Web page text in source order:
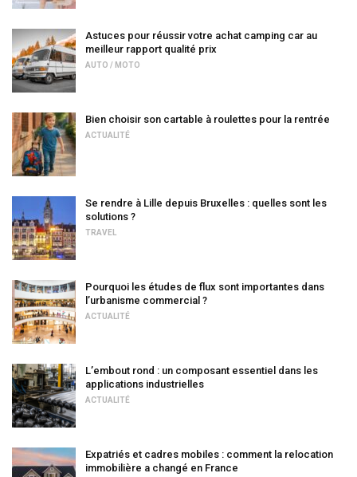
Astuces pour réussir votre achat camping car au
meilleur rapport qualité prix
AUTO / MOTO
Bien choisir son cartable à roulettes pour la rentrée
ACTUALITÉ
Se rendre à Lille depuis Bruxelles : quelles sont les
solutions ?
TRAVEL
Pourquoi les études de flux sont importantes dans
l’urbanisme commercial ?
ACTUALITÉ
L’embout rond : un composant essentiel dans les
applications industrielles
ACTUALITÉ
Expatriés et cadres mobiles : comment la relocation
immobilière a changé en France